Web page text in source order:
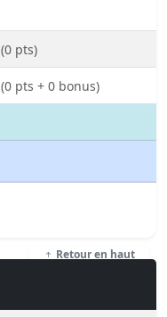
(0 pts)
(0 pts + 0 bonus)
Retour en haut